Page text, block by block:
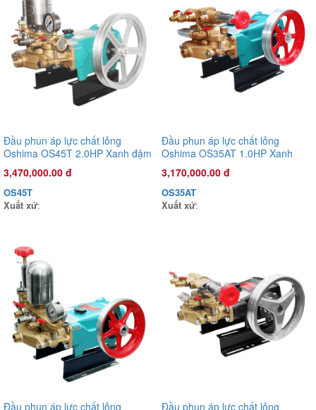
Đầu phun áp lực chất lỏng Con Ong Vàng COV22R 1.0HP Xanh
1,135,000.00 đ
COV22R
Xuất xứ
Đầu phun áp lực chất lỏng
Oshima OS45T 2.0HP Xanh đậm
(hoạt động bằng sức kéo động
cơ)
3,470,000.00 đ
OS45T
Xuất xứ:
Đầu phun áp lực chất lỏng
Oshima OS35AT 1.0HP Xanh
đậm (hoạt động bằng sức kéo
động cơ)
3,170,000.00 đ
OS35AT
Xuất xứ:
Đầu phun áp lực chất lỏng Đầu phun áp lực chất lỏng